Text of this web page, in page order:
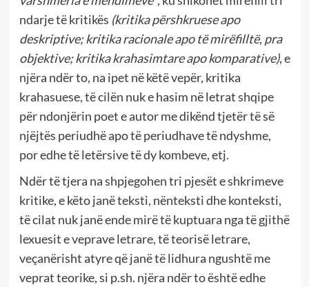
ndarje të kritikës (kritika përshkruese apo
deskriptive; kritika racionale apo të mirëfilltë, pra
objektive; kritika krahasimtare apo komparative), e
njëra ndër to, na ipet në këtë vepër, kritika
krahasuese, të cilën nuk e hasim në letrat shqipe
për ndonjërin poet e autor me dikënd tjetër të së
njëjtës periudhë apo të periudhave të ndyshme,
por edhe të letërsive të dy kombeve, etj.
Ndër të tjera na shpjegohen tri pjesët e shkrimeve
kritike, e këto janë teksti, nënteksti dhe konteksti,
të cilat nuk janë ende mirë të kuptuara nga të gjithë
lexuesit e veprave letrare, të teorisë letrare,
veçanërisht atyre që janë të lidhura ngushtë me
veprat teorike, si p.sh. njëra ndër to është edhe